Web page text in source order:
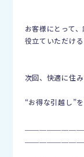
お客様にとって
役立ていただけ
次回、快適に住
“お得な引越し”